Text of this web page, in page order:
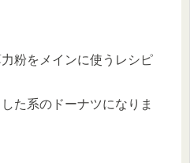
粉をメインに使うレシピ
た系のドーナツになりま